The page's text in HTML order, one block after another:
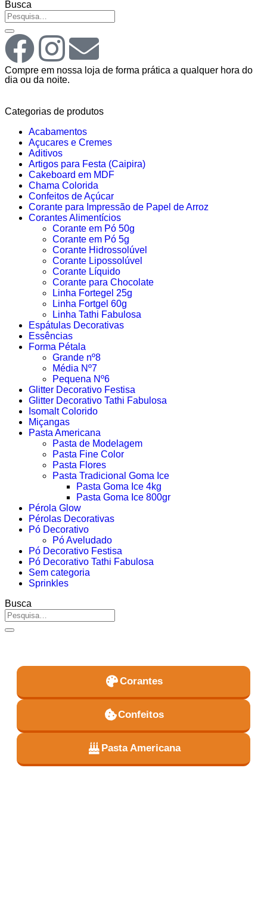
Busca
Compre em nossa loja de forma prática a qualquer hora do
dia ou da noite.
Categorias de produtos
Acabamentos
Açucares e Cremes
Aditivos
Artigos para Festa (Caipira)
Cakeboard em MDF
Chama Colorida
Confeitos de Açúcar
Corante para Impressão de Papel de Arroz
Corantes Alimentícios
Corante em Pó 50g
Corante em Pó 5g
Corante Hidrossolúvel
Corante Lipossolúvel
Corante Líquido
Corante para Chocolate
Linha Fortegel 25g
Linha Fortgel 60g
Linha Tathi Fabulosa
Espátulas Decorativas
Essências
Forma Pétala
Grande nº8
Média Nº7
Pequena Nº6
Glitter Decorativo Festisa
Glitter Decorativo Tathi Fabulosa
Isomalt Colorido
Miçangas
Pasta Americana
Pasta de Modelagem
Pasta Fine Color
Pasta Flores
Pasta Tradicional Goma Ice
Pasta Goma Ice 4kg
Pasta Goma Ice 800gr
Pérola Glow
Pérolas Decorativas
Pó Decorativo
Pó Aveludado
Pó Decorativo Festisa
Pó Decorativo Tathi Fabulosa
Sem categoria
Sprinkles
Busca
Corantes
Confeitos
Pasta Americana